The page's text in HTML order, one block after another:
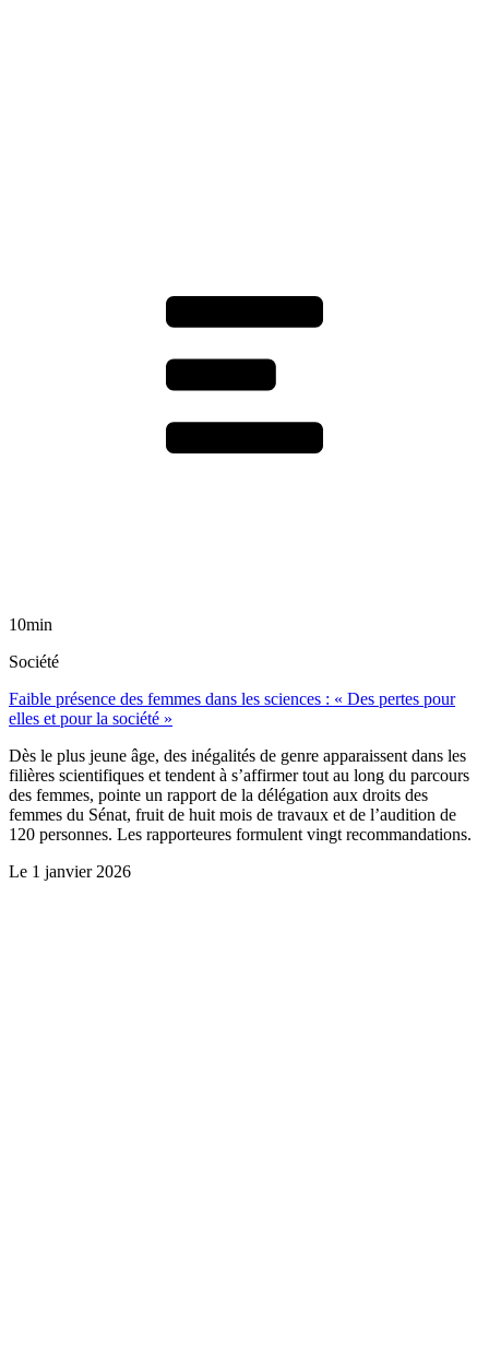
10min
Société
Faible présence des femmes dans les sciences : « Des pertes pour
elles et pour la société »
Dès le plus jeune âge, des inégalités de genre apparaissent dans les
filières scientifiques et tendent à s’affirmer tout au long du parcours
des femmes, pointe un rapport de la délégation aux droits des
femmes du Sénat, fruit de huit mois de travaux et de l’audition de
120 personnes. Les rapporteures formulent vingt recommandations.
Le 1 janvier 2026